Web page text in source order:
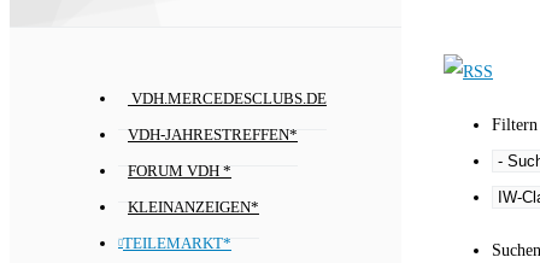
VDH.MERCEDESCLUBS.DE
VDH-JAHRESTREFFEN*
FORUM VDH *
KLEINANZEIGEN*
TEILEMARKT*
Filtern
Suchen